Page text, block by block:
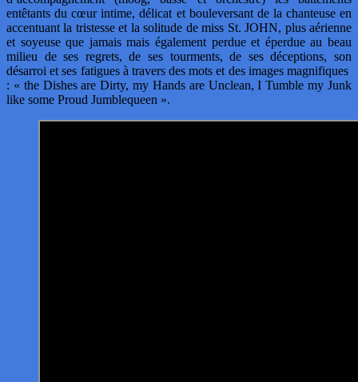
entêtants du cœur intime, délicat et bouleversant de la chanteuse en
accentuant la tristesse et la solitude de miss St. JOHN, plus aérienne
et soyeuse que jamais mais également perdue et éperdue au beau
milieu de ses regrets, de ses tourments, de ses déceptions, son
désarroi et ses fatigues à travers des mots et des images magnifiques
: « the Dishes are Dirty, my Hands are Unclean, I Tumble my Junk
like some Proud Jumblequeen ».